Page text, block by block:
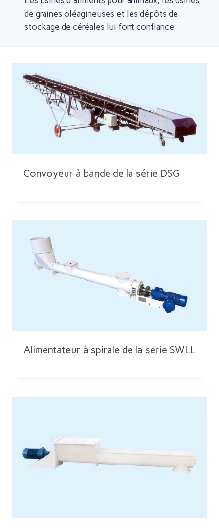
de graines oléagineuses et les dépôts de
stockage de céréales lui font confiance.
Convoyeur à bande de la série DSG
Alimentateur à spirale de la série SWLL